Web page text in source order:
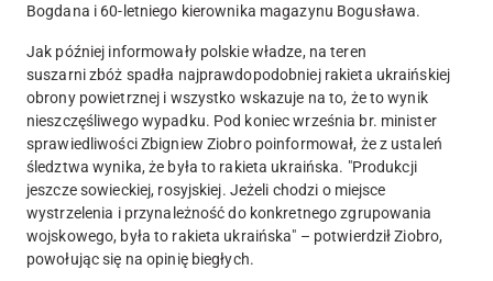
Bogdana i 60-letniego kierownika magazynu Bogusława.
Jak później informowały polskie władze, na teren
suszarni zbóż spadła najprawdopodobniej rakieta ukraińskiej
obrony powietrznej i wszystko wskazuje na to, że to wynik
nieszczęśliwego wypadku. Pod koniec września br. minister
sprawiedliwości Zbigniew Ziobro poinformował, że z ustaleń
śledztwa wynika, że była to rakieta ukraińska. "Produkcji
jeszcze sowieckiej, rosyjskiej. Jeżeli chodzi o miejsce
wystrzelenia i przynależność do konkretnego zgrupowania
wojskowego, była to rakieta ukraińska" – potwierdził Ziobro,
powołując się na opinię biegłych.